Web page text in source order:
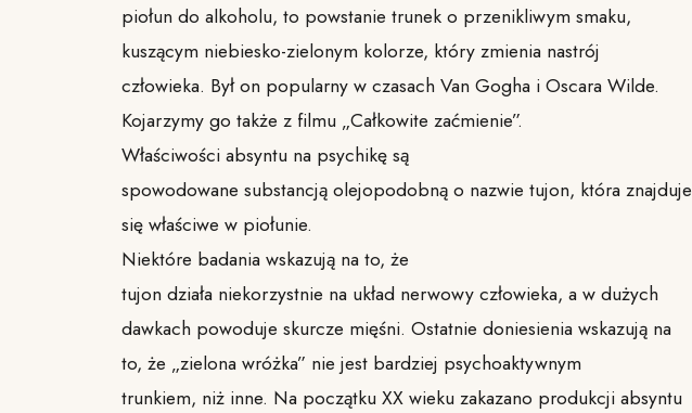
piołun do alkoholu, to powstanie trunek o przenikliwym smaku,
kuszącym niebiesko-zielonym kolorze, który zmienia nastrój
człowieka. Był on popularny w czasach Van Gogha i Oscara Wilde.
Kojarzymy go także z filmu „Całkowite zaćmienie”.
Właściwości absyntu na psychikę są
spowodowane substancją olejopodobną o nazwie tujon, która znajduje
się właściwe w piołunie.
Niektóre badania wskazują na to, że
tujon działa niekorzystnie na układ nerwowy człowieka, a w dużych
dawkach powoduje skurcze mięśni. Ostatnie doniesienia wskazują na
to, że „zielona wróżka” nie jest bardziej psychoaktywnym
trunkiem, niż inne. Na początku XX wieku zakazano produkcji absyntu